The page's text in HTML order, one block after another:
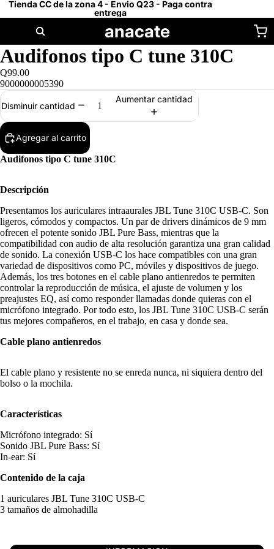
Tienda CC de la zona 4 - Envio Q23 - Paga contra
entrega
anacate
Audifonos tipo C tune 310C
Q99.00
9000000005390
Disminuir cantidad
Aumentar cantidad
Agregar al carrito
Audifonos tipo C tune 310C
Descripción
Presentamos los auriculares intraaurales JBL Tune 310C USB-C. Son
ligeros, cómodos y compactos. Un par de drivers dinámicos de 9 mm
ofrecen el potente sonido JBL Pure Bass, mientras que la
compatibilidad con audio de alta resolución garantiza una gran calidad
de sonido. La conexión USB-C los hace compatibles con una gran
variedad de dispositivos como PC, móviles y dispositivos de juego.
Además, los tres botones en el cable plano antienredos te permiten
controlar la reproducción de música, el ajuste de volumen y los
preajustes EQ, así como responder llamadas donde quieras con el
micrófono integrado. Por todo esto, los JBL Tune 310C USB-C serán
tus mejores compañeros, en el trabajo, en casa y donde sea.
Cable plano antienredos
El cable plano y resistente no se enreda nunca, ni siquiera dentro del
bolso o la mochila.
Características
Micrófono integrado: Sí
Sonido JBL Pure Bass: Sí
In-ear: Sí
Contenido de la caja
1 auriculares JBL Tune 310C USB-C
3 tamaños de almohadilla